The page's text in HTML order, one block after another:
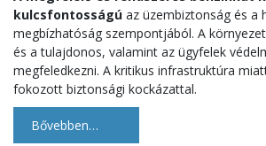
kulcsfontosságú az üzembiztonság és a
megbízhatóság szempontjából. A
és a tulajdonos, valamint az ügyfelek
megfeledkezni. A kritikus infrastruktúra
fokozott biztonsági kockázattal.
Bővebben…